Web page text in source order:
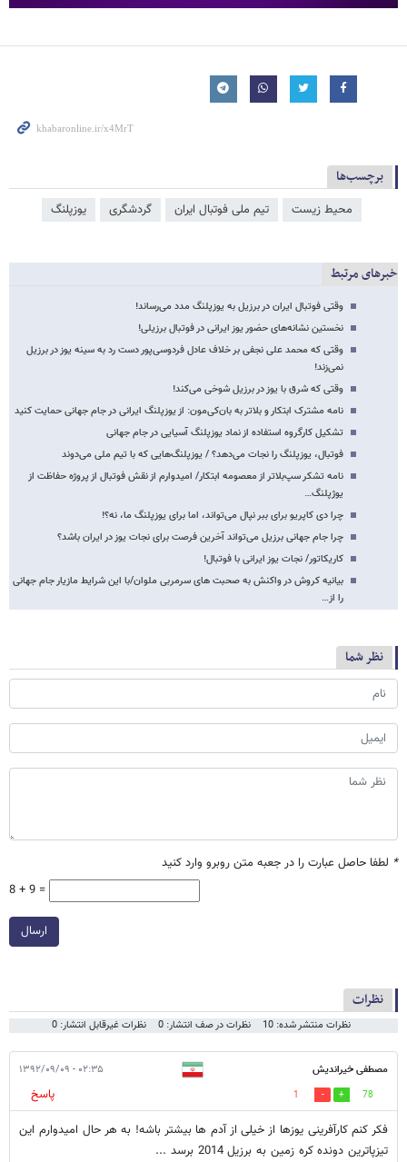
برچسب‌ها
محیط زیست تیم ملی فوتبال ایران گردشگری یوزپلنگ
خبرهای مرتبط
وقتی فوتبال ایران در برزیل به یوزپلنگ‌ مدد می‌رساند!
نخستین نشانه‌های حضور یوز ایرانی در فوتبال برزیلی!
وقتی که محمد علی نجفی بر خلاف عادل فردوسی‌پور دست رد به سینه یوز در برزیل
نمی‌زند!
وقتی که شرق با یوز در برزیل شوخی می‌کند!
نامه مشترک ابتکار و بلاتر به بان‌کی‌مون: از یوزپلنگ ایرانی در جام جهانی حمایت کنید
تشکیل کارگروه استفاده از نماد یوزپلنگ آسیایی در جام جهانی
فوتبال، یوزپلنگ را نجات می‌دهد؟ / یوزپلنگ‌هایی که با تیم ملی می‌دوند
نامه تشکر سپ‌بلاتر از معصومه ابتکار/ امیدوارم از نقش فوتبال از پروژه حفاظت از
یوژپلنگ…
چرا دی کاپریو برای ببر نپال می‌تواند، اما برای یوزپلنگ ما، نه؟!
چرا جام جهانی برزیل می‌تواند آخرین فرصت برای نجات یوز در ایران باشد؟
کاریکاتور/ نجات یوز ایرانی با فوتبال!
بیانیه کروش در واکنش به صحبت های سرمربی ملوان/با این شرایط مازیار جام جهانی
را از…
نظر شما
* لطفا حاصل عبارت را در جعبه متن روبرو وارد کنید
8 + 9 =
ارسال
نظرات
نظرات منتشر شده: 10 نظرات در صف انتشار: 0 نظرات غیرقابل انتشار: 0
مصطفی خیراندیش ۰۲:۳۵ - ۱۳۹۲/۰۹/۰۹
78
1
پاسخ
فکر کنم کارآفرینی یوزها از خیلی از آدم ها بیشتر باشه! به هر حال امیدوارم این
تیزپاترین دونده کره زمین به برزیل 2014 برسد ...